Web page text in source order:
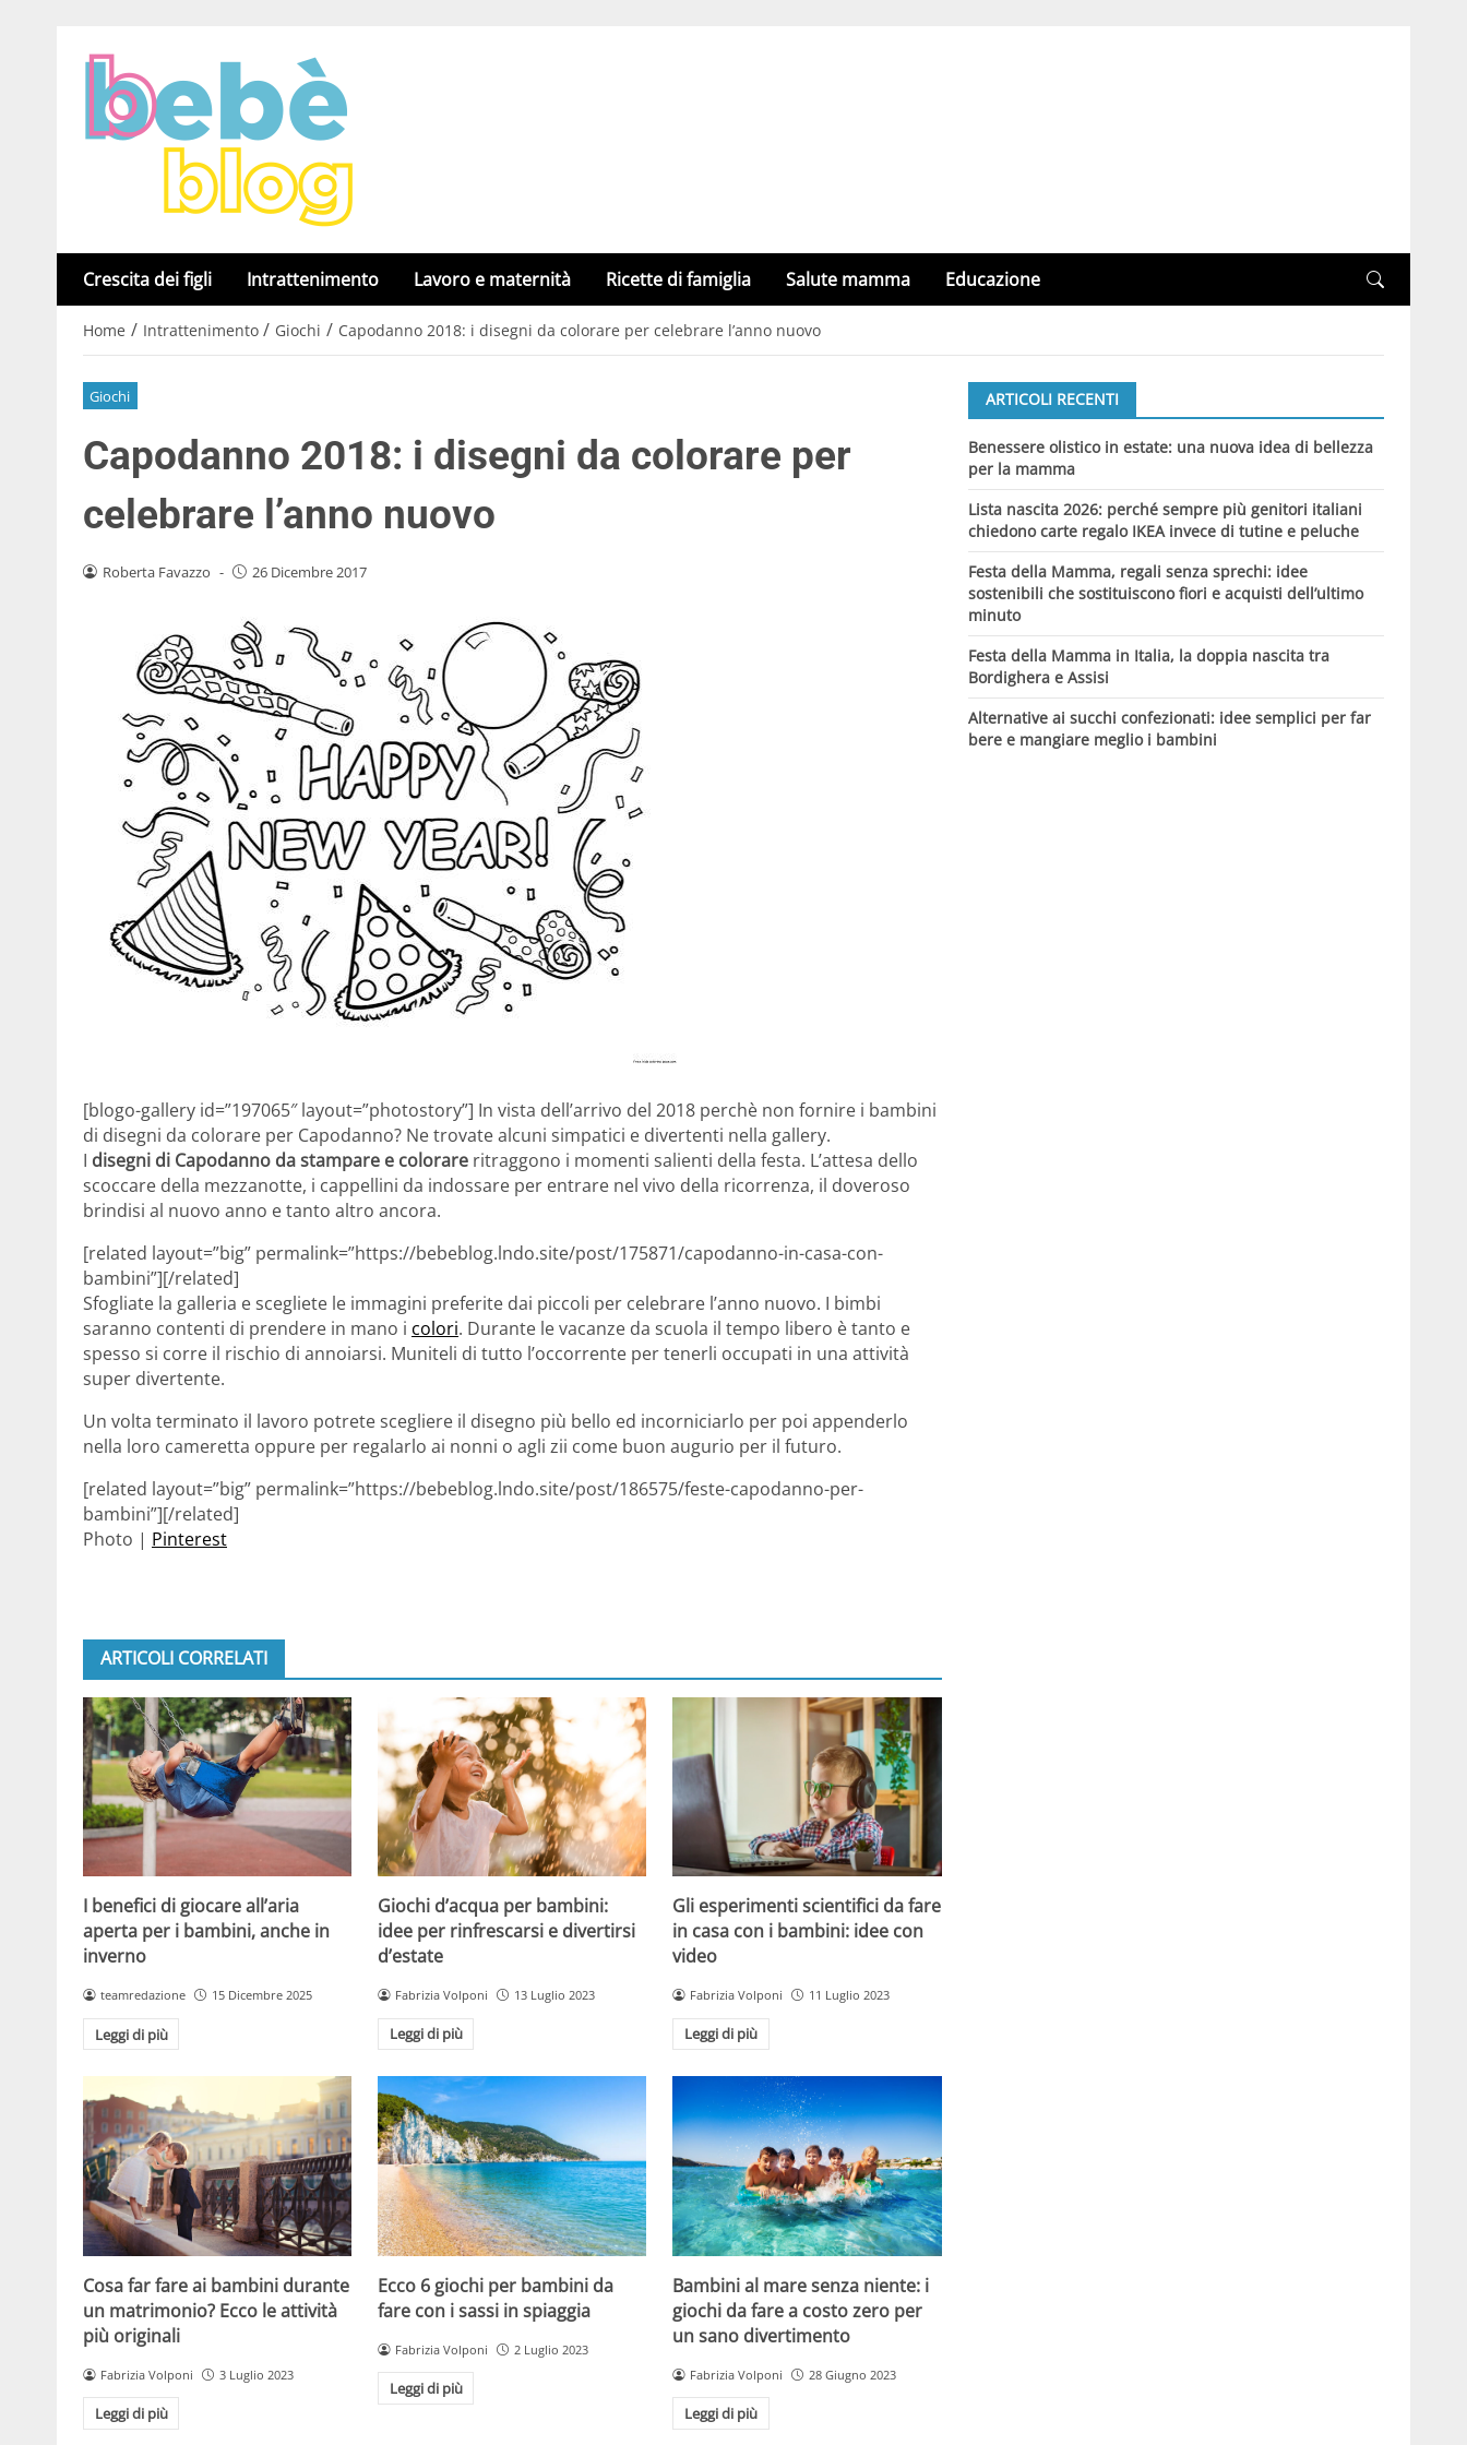
Crescita dei figli Intrattenimento Lavoro e maternità Ricette di famiglia Salute mamma Educazione
Home / Intrattenimento / Giochi / Capodanno 2018: i disegni da colorare per celebrare l’anno nuovo
Giochi
Capodanno 2018: i disegni da colorare per
celebrare l’anno nuovo
Roberta Favazzo - 26 Dicembre 2017
[blogo-gallery id=”197065″ layout=”photostory”] In vista dell’arrivo del 2018 perchè non fornire i bambini
di disegni da colorare per Capodanno? Ne trovate alcuni simpatici e divertenti nella gallery.
I disegni di Capodanno da stampare e colorare ritraggono i momenti salienti della festa. L’attesa dello
scoccare della mezzanotte, i cappellini da indossare per entrare nel vivo della ricorrenza, il doveroso
brindisi al nuovo anno e tanto altro ancora.
[related layout=”big” permalink=”https://bebeblog.lndo.site/post/175871/capodanno-in-casa-con-
bambini”][/related]
Sfogliate la galleria e scegliete le immagini preferite dai piccoli per celebrare l’anno nuovo. I bimbi
saranno contenti di prendere in mano i colori. Durante le vacanze da scuola il tempo libero è tanto e
spesso si corre il rischio di annoiarsi. Muniteli di tutto l’occorrente per tenerli occupati in una attività
super divertente.
Un volta terminato il lavoro potrete scegliere il disegno più bello ed incorniciarlo per poi appenderlo
nella loro cameretta oppure per regalarlo ai nonni o agli zii come buon augurio per il futuro.
[related layout=”big” permalink=”https://bebeblog.lndo.site/post/186575/feste-capodanno-per-
bambini”][/related]
Photo | Pinterest
ARTICOLI CORRELATI
I benefici di giocare all’aria
aperta per i bambini, anche in
inverno
teamredazione 15 Dicembre 2025
Leggi di più
Giochi d’acqua per bambini:
idee per rinfrescarsi e divertirsi
d’estate
Fabrizia Volponi 13 Luglio 2023
Leggi di più
Gli esperimenti scientifici da fare
in casa con i bambini: idee con
video
Fabrizia Volponi 11 Luglio 2023
Leggi di più
Cosa far fare ai bambini durante
un matrimonio? Ecco le attività
più originali
Fabrizia Volponi 3 Luglio 2023
Leggi di più
Ecco 6 giochi per bambini da
fare con i sassi in spiaggia
Fabrizia Volponi 2 Luglio 2023
Leggi di più
Bambini al mare senza niente: i
giochi da fare a costo zero per
un sano divertimento
Fabrizia Volponi 28 Giugno 2023
Leggi di più
ARTICOLI RECENTI
Benessere olistico in estate: una nuova idea di bellezza
per la mamma
Lista nascita 2026: perché sempre più genitori italiani
chiedono carte regalo IKEA invece di tutine e peluche
Festa della Mamma, regali senza sprechi: idee
sostenibili che sostituiscono fiori e acquisti dell’ultimo
minuto
Festa della Mamma in Italia, la doppia nascita tra
Bordighera e Assisi
Alternative ai succhi confezionati: idee semplici per far
bere e mangiare meglio i bambini